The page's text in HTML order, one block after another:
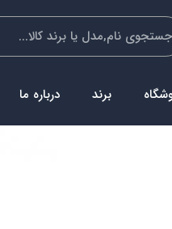
برند درباره ما